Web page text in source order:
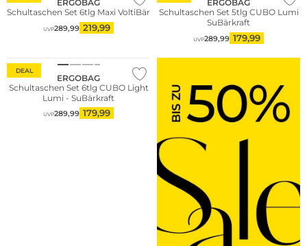
ERGOBAG
Schultaschen Set 6tlg Maxi VoltiBär
UVP289,99 219,99
ERGOBAG
Schultaschen Set 5tlg CUBO Lumi
SuBärkraft
UVP289,99 179,99
DEAL
ERGOBAG
Schultaschen Set 6tlg CUBO Light
Lumi - SuBärkraft
UVP289,99 179,99